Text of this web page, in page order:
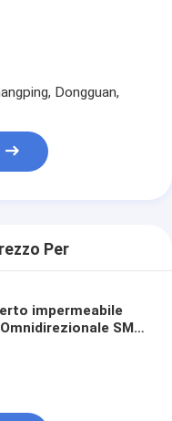
Dongguan,
Per
impermeabile
SMA